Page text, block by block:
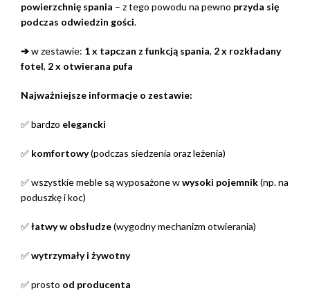
powierzchnię spania – z tego powodu na pewno przyda się
podczas odwiedzin gości.
➔w zestawie: 1 x tapczan z funkcją spania, 2 x rozkładany
fotel, 2 x otwierana pufa
Najważniejsze informacje o zestawie:
✅ bardzo elegancki
✅ komfortowy(podczas siedzenia oraz leżenia)
✅ wszystkie meble są wyposażone wwysoki pojemnik(np. na
poduszkę i koc)
✅łatwy w obsłudze(wygodny mechanizm otwierania)
✅wytrzymały i żywotny
✅ prosto od producenta